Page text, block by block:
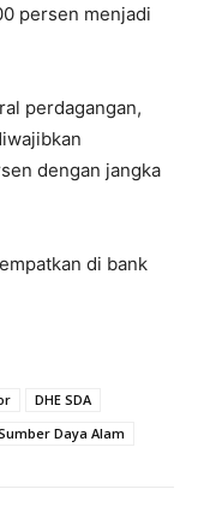
persen menjadi
perdagangan,
dengan jangka
di bank
DHE SDA
Daya Alam